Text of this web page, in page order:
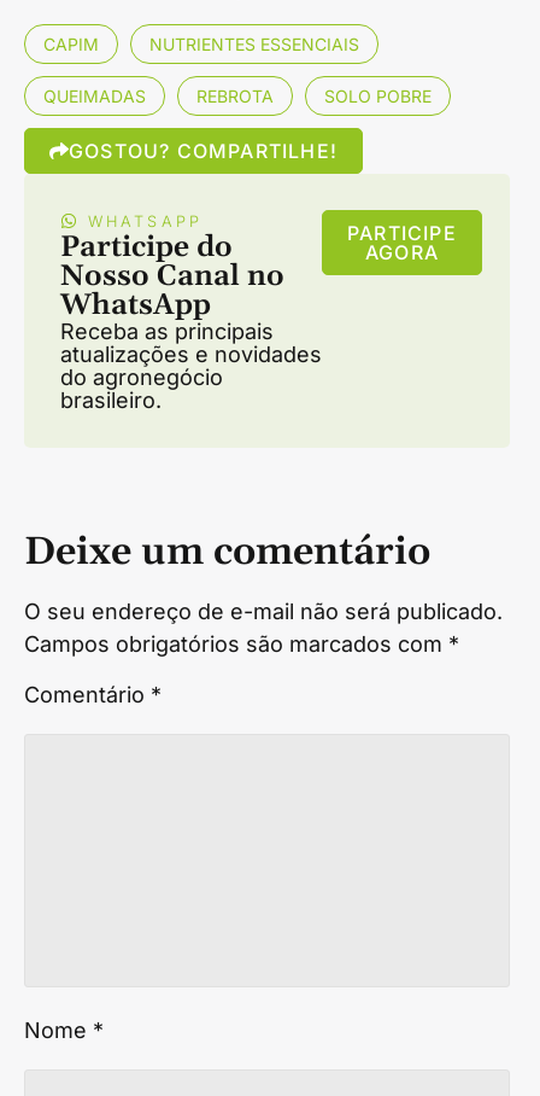
CAPIM NUTRIENTES ESSENCIAIS
QUEIMADAS REBROTA SOLO POBRE
GOSTOU? COMPARTILHE!
WHATSAPP
Participe do
Nosso Canal no
WhatsApp
Receba as principais
atualizações e novidades
do agronegócio
brasileiro.
PARTICIPE
AGORA
Deixe um comentário
O seu endereço de e-mail não será publicado.
Campos obrigatórios são marcados com *
Comentário *
Nome *